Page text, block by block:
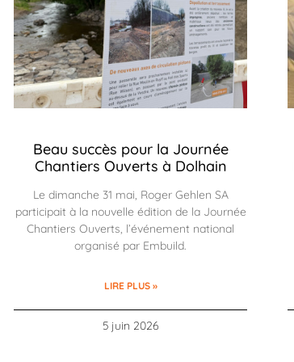
Beau succès pour la Journée
Chantiers Ouverts à Dolhain
Le dimanche 31 mai, Roger Gehlen SA
participait à la nouvelle édition de la Journée
Chantiers Ouverts, l’événement national
organisé par Embuild.
LIRE PLUS »
5 juin 2026